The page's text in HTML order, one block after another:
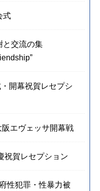
式
と交流の集
開幕祝賀レセプシ
エヴェッサ開幕戦
祝賀レセプション
性犯罪・性暴力被